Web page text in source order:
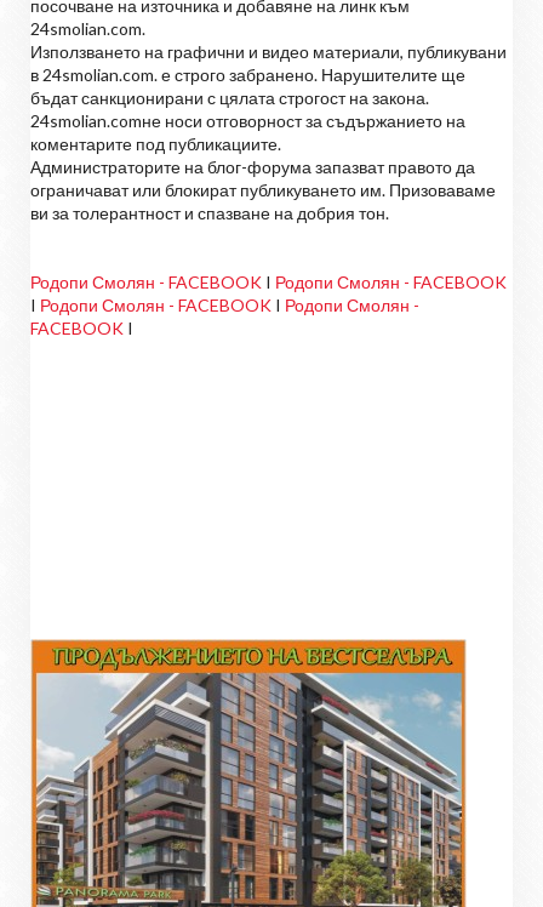
посочване на източника и добавяне на линк към
24smolian.com.
Използването на графични и видео материали, публикувани
в 24smolian.com. е строго забранено. Нарушителите ще
бъдат санкционирани с цялата строгост на закона.
24smolian.comне носи отговорност за съдържанието на
коментарите под публикациите.
Администраторите на блог-форума запазват правото да
ограничават или блокират публикуването им. Призоваваме
ви за толерантност и спазване на добрия тон.
Родопи Смолян - FACEBOOK I Родопи Смолян - FACEBOOK
I Родопи Смолян - FACEBOOK I Родопи Смолян -
FACEBOOK I